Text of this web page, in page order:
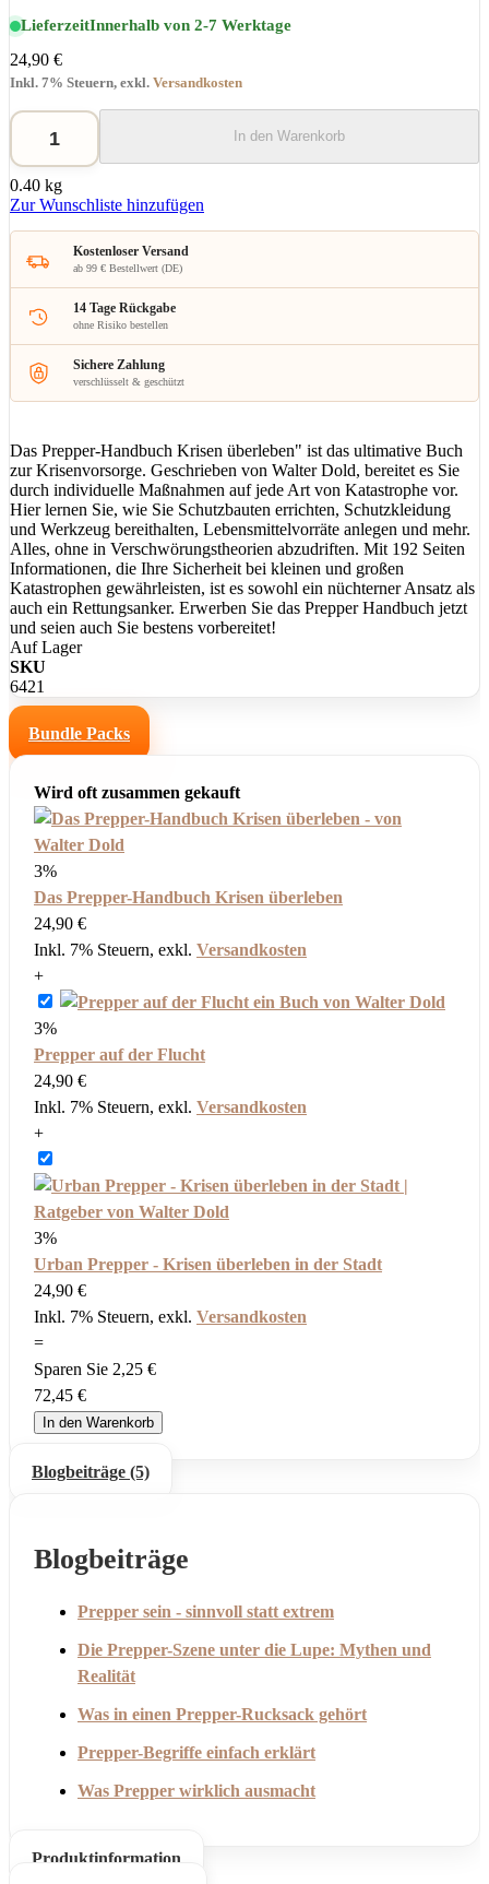
LieferzeitInnerhalb von 2-7 Werktage
24,90 €
Inkl. 7% Steuern, exkl. Versandkosten
In den Warenkorb
0.40 kg
Zur Wunschliste hinzufügen
Kostenloser Versand
ab 99 € Bestellwert (DE)
14 Tage Rückgabe
ohne Risiko bestellen
Sichere Zahlung
verschlüsselt & geschützt
Das Prepper-Handbuch Krisen überleben" ist das ultimative Buch
zur Krisenvorsorge. Geschrieben von Walter Dold, bereitet es Sie
durch individuelle Maßnahmen auf jede Art von Katastrophe vor.
Hier lernen Sie, wie Sie Schutzbauten errichten, Schutzkleidung
und Werkzeug bereithalten, Lebensmittelvorräte anlegen und mehr.
Alles, ohne in Verschwörungstheorien abzudriften. Mit 192 Seiten
Informationen, die Ihre Sicherheit bei kleinen und großen
Katastrophen gewährleisten, ist es sowohl ein nüchterner Ansatz als
auch ein Rettungsanker. Erwerben Sie das Prepper Handbuch jetzt
und seien auch Sie bestens vorbereitet!
Auf Lager
SKU
6421
Bundle Packs
Wird oft zusammen gekauft
3%
Das Prepper-Handbuch Krisen überleben
24,90 €
Inkl. 7% Steuern, exkl. Versandkosten
+
3%
Prepper auf der Flucht
24,90 €
Inkl. 7% Steuern, exkl. Versandkosten
+
3%
Urban Prepper - Krisen überleben in der Stadt
24,90 €
Inkl. 7% Steuern, exkl. Versandkosten
=
Sparen Sie 2,25 €
72,45 €
In den Warenkorb
Blogbeiträge (5)
Blogbeiträge
Prepper sein - sinnvoll statt extrem
Die Prepper-Szene unter die Lupe: Mythen und
Realität
Was in einen Prepper-Rucksack gehört
Prepper-Begriffe einfach erklärt
Was Prepper wirklich ausmacht
Produktinformation